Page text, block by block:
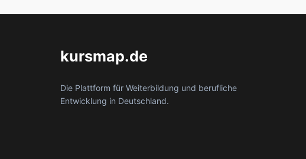
kursmap.de
Die Plattform für Weiterbildung und berufliche
Entwicklung in Deutschland.